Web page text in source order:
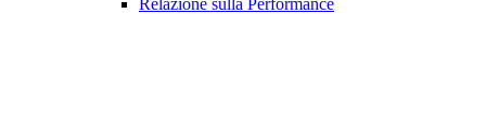
Relazione sulla Performance